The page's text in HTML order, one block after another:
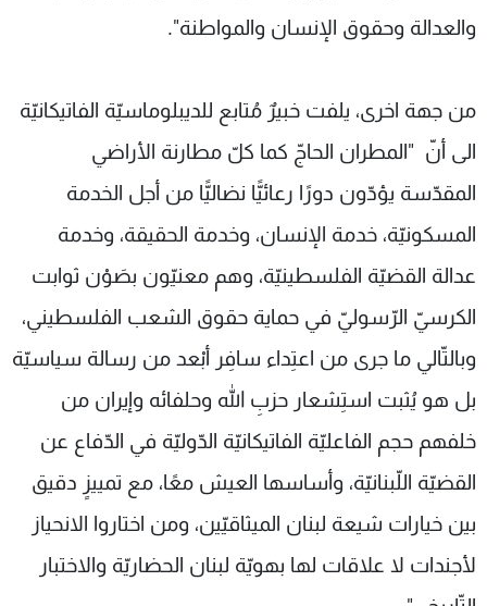
والعدالة وحقوق الإنسان والمواطنة".
من جهة اخرى، يلفت خبيرٌ مُتابع للديبلوماسيّة الفاتيكانيّة
الى أنّ "المطران الحاجّ كما كلّ مطارنة الأراضي
المقدّسة يؤدّون دورًا رعائيًّا نضاليًّا من أجل الخدمة
المسكونيّة، خدمة الإنسان، وخدمة الحقيقة، وخدمة
عدالة القضيّة الفلسطينيّة، وهم معنيّون بصَوْن ثوابت
الكرسيّ الرّسوليّ في حماية حقوق الشعب الفلسطيني،
وبالتّالي ما جرى من اعتِداء سافِر أبْعد من رسالة سياسيّة
بل هو يُثبت استِشعار حزبِ الله وحلفائه وإيران من
خلفهم حجم الفاعليّة الفاتيكانيّة الدّوليّة في الدّفاع عن
القضيّة اللّبنانيّة، وأساسها العيش معًا، مع تمييزٍ دقيق
بين خيارات شيعة لبنان الميثاقيّين، ومن اختاروا الانحياز
لأجندات لا علاقات لها بهويّة لبنان الحضاريّة والاختبار